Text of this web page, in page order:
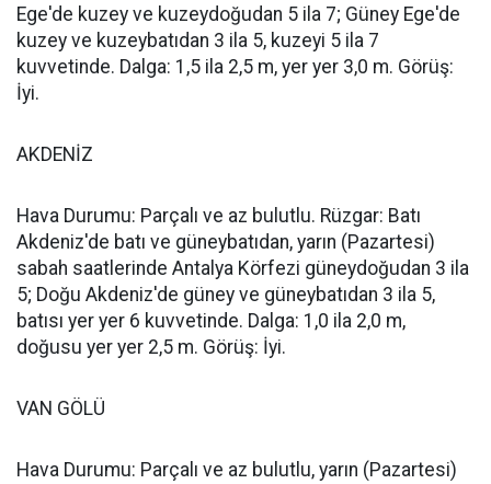
Ege'de kuzey ve kuzeydoğudan 5 ila 7; Güney Ege'de
kuzey ve kuzeybatıdan 3 ila 5, kuzeyi 5 ila 7
kuvvetinde. Dalga: 1,5 ila 2,5 m, yer yer 3,0 m. Görüş:
İyi.
AKDENİZ
Hava Durumu: Parçalı ve az bulutlu. Rüzgar: Batı
Akdeniz'de batı ve güneybatıdan, yarın (Pazartesi)
sabah saatlerinde Antalya Körfezi güneydoğudan 3 ila
5; Doğu Akdeniz'de güney ve güneybatıdan 3 ila 5,
batısı yer yer 6 kuvvetinde. Dalga: 1,0 ila 2,0 m,
doğusu yer yer 2,5 m. Görüş: İyi.
VAN GÖLÜ
Hava Durumu: Parçalı ve az bulutlu, yarın (Pazartesi)